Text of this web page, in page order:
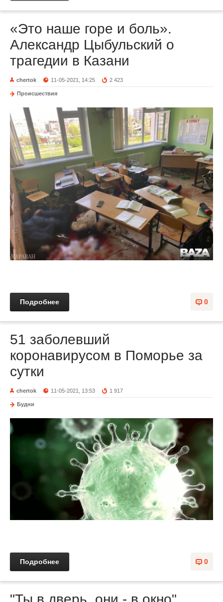
«Это наше горе и боль».
Александр Цыбульский о
трагедии в Казани
chertok 11-05-2021, 14:25 2 423
Происшествия
0
Подробнее
51 заболевший
коронавирусом в Поморье за
сутки
chertok 11-05-2021, 13:53 1 917
Будни
0
Подробнее